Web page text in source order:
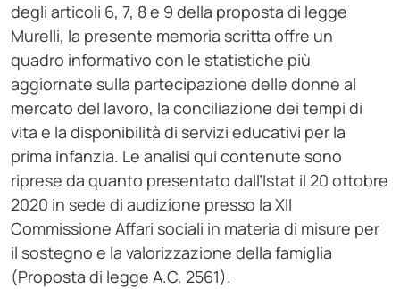
degli articoli 6, 7, 8 e 9 della proposta di legge
Murelli, la presente memoria scritta offre un
quadro informativo con le statistiche più
aggiornate sulla partecipazione delle donne al
mercato del lavoro, la conciliazione dei tempi di
vita e la disponibilità di servizi educativi per la
prima infanzia. Le analisi qui contenute sono
riprese da quanto presentato dall’Istat il 20 ottobre
2020 in sede di audizione presso la XII
Commissione Affari sociali in materia di misure per
il sostegno e la valorizzazione della famiglia
(Proposta di legge A.C. 2561).